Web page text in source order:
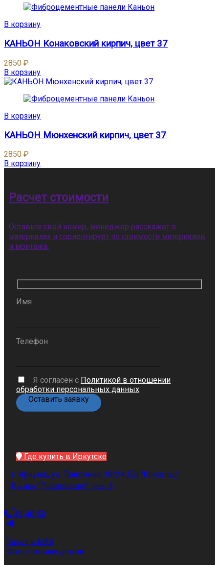
В корзину
КАНЬОН Конаковский кирпич, цвет 37
2850 ₽
В корзину
В корзину
КАНЬОН Мюнхенский кирпич, цвет 37
2850 ₽
В корзину
Расчет стоимости
Оставьте свой номер, менеджер расскажет о
материалах и сориентирует по стоимости материалов
и монтажа.
Имя
Телефон
Я согласен с Политикой в отношении
обработки персональных данных
Где купить в Иркутске
г. Иркутск, ул. Трактовая, 18/24 ДЦ "Шоколад"
Рынок "Покровский", пав. 8
43-48-53
Канал в MAX
Фото готовых домов